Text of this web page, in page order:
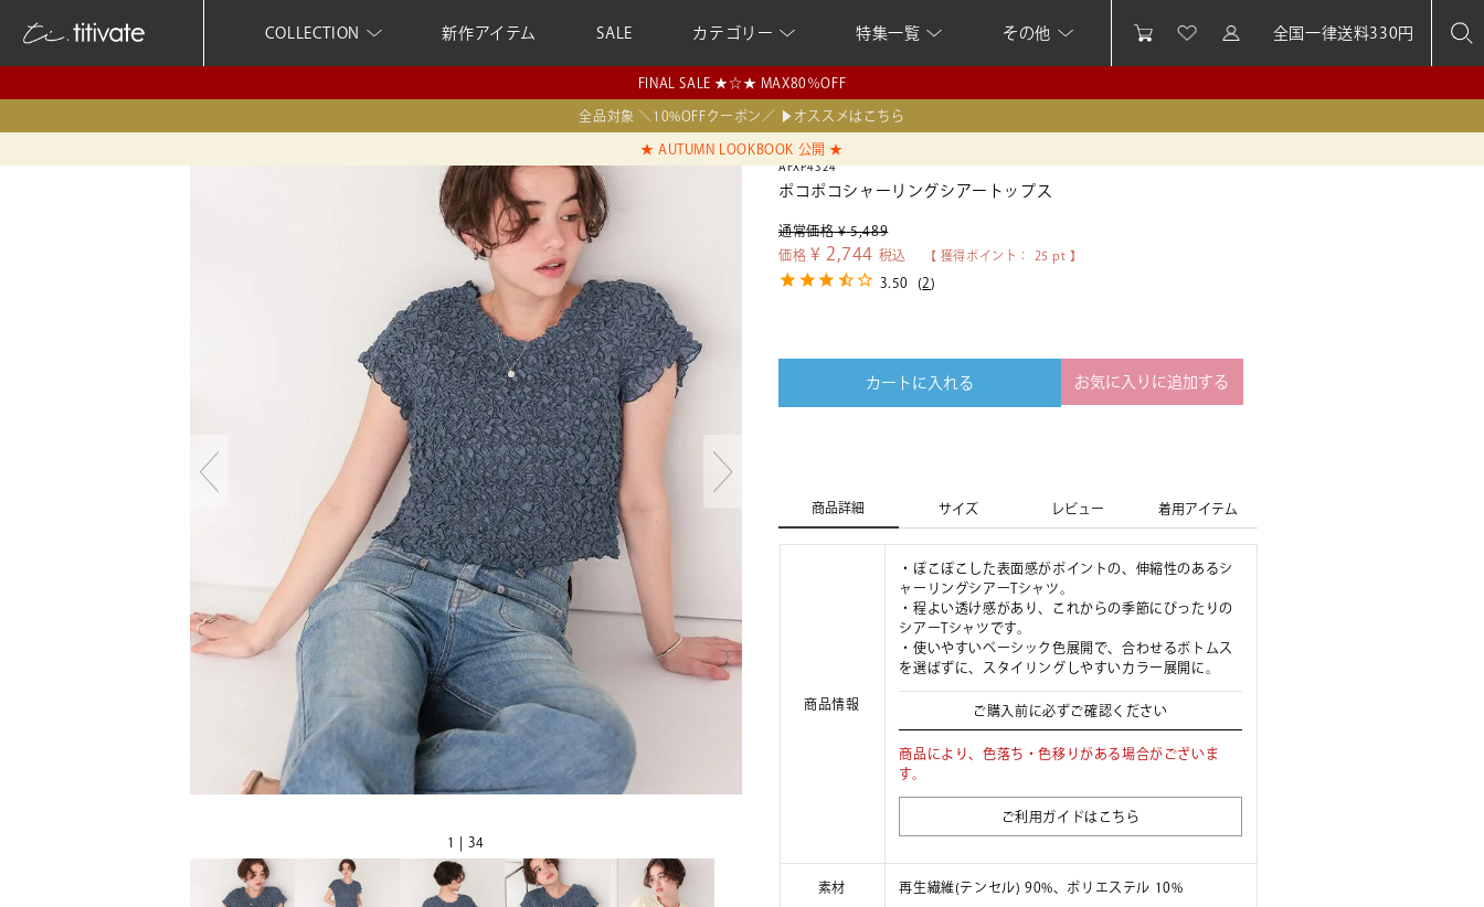
COLLECTION 新作アイテム SALE カテゴリー 特集一覧 その他 全国一律送料330円
FINAL SALE ★☆★ MAX80％OFF
全品対象 ＼10%OFFクーポン／ ▶オススメはこちら
★ AUTUMN LOOKBOOK 公開 ★
1 | 34
AFXP4324
ポコポコシャーリングシアートップス
通常価格 ¥ 5,489
価格 ¥ 2,744 税込 【 獲得ポイント： 25 pt 】
3.50 (2)
カートに入れる お気に入りに追加する
商品詳細 サイズ レビュー 着用アイテム
商品情報
・ぽこぽこした表面感がポイントの、伸縮性のあるシ
ャーリングシアーTシャツ。
・程よい透け感があり、これからの季節にぴったりの
シアーTシャツです。
・使いやすいベーシック色展開で、合わせるボトムス
を選ばずに、スタイリングしやすいカラー展開に。
ご購入前に必ずご確認ください
商品により、色落ち・色移りがある場合がございま
す。
ご利用ガイドはこちら
素材 再生繊維(テンセル) 90%、ポリエステル 10%